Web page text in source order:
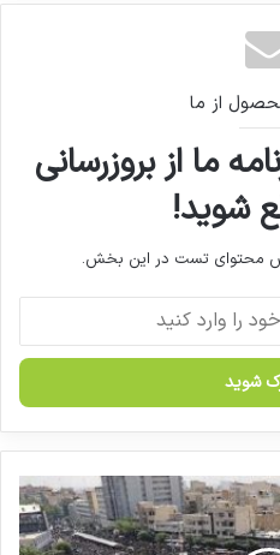
داروسازان اعلام شد
از ما
ما از بروزرسانی
شوید!
محتوای تست در این بخش.